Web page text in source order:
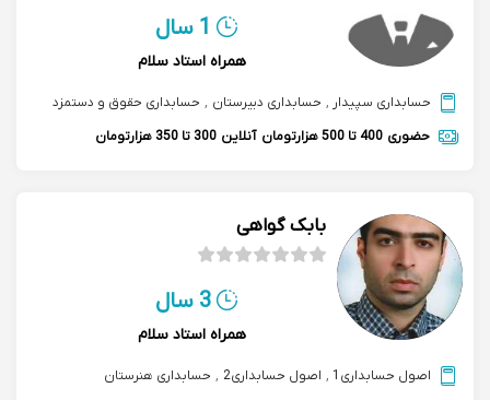
1 سال
همراه استاد سلام
حسابداری سپیدار , حسابداری دبیرستان , حسابداری حقوق و دستمزد
حضوری 400 تا 500 هزارتومان آنلاین 300 تا 350 هزارتومان
بابک گواهی
3 سال
همراه استاد سلام
اصول حسابداری1 , اصول حسابداری2 , حسابداری هنرستان